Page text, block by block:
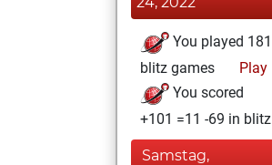
You played 181
blitz games
Play
You scored
+101 =11 -69 in blitz
Samstag,